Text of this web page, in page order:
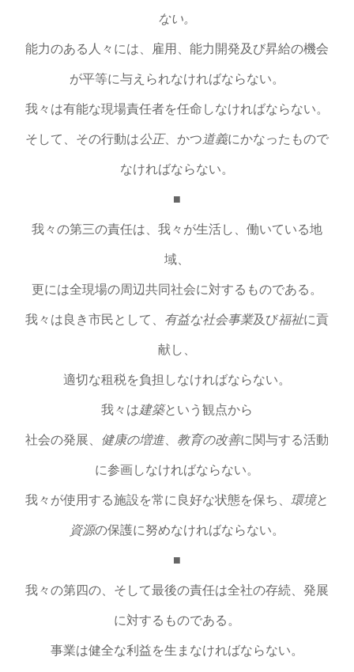
ない。
能力のある人々には、雇用、能力開発及び昇給の機会
が平等に与えられなければならない。
我々は有能な現場責任者を任命しなければならない。
そして、その行動は公正、かつ道義にかなったもので
なければならない。
■
我々の第三の責任は、我々が生活し、働いている地
域、
更には全現場の周辺共同社会に対するものである。
我々は良き市民として、 有益な社会事業及び福祉に貢
献し、
適切な租税を負担しなければならない。
我々は建築という観点から
社会の発展、 健康の増進、 教育の改善に関与する活動
に参画しなければならない。
我々が使用する施設を常に良好な状態を保ち、 環境と
資源の保護に努めなければならない。
■
我々の第四の、そして最後の責任は全社の存続、発展
に対するものである。
事業は健全な利益を生まなければならない。